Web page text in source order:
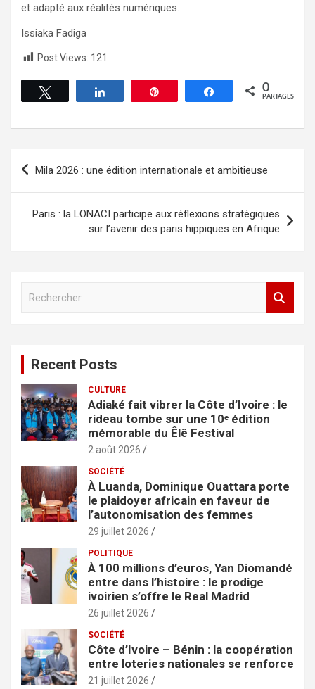
et adapté aux réalités numériques.
Issiaka Fadiga
Post Views: 121
Partagez Partagez 0
PARTAGES
Mila 2026 : une édition internationale et ambitieuse
Paris : la LONACI participe aux réflexions stratégiques
sur l’avenir des paris hippiques en Afrique
c
h
e
r
Recent Posts
CULTURE
Adiaké fait vibrer la Côte d’Ivoire : le
rideau tombe sur une 10ᵉ édition
mémorable du Êlê Festival
2 août 2026
SOCIÉTÉ
À Luanda, Dominique Ouattara porte
le plaidoyer africain en faveur de
l’autonomisation des femmes
29 juillet 2026
POLITIQUE
À 100 millions d’euros, Yan Diomandé
entre dans l’histoire : le prodige
ivoirien s’offre le Real Madrid
26 juillet 2026
SOCIÉTÉ
Côte d’Ivoire – Bénin : la coopération
entre loteries nationales se renforce
21 juillet 2026